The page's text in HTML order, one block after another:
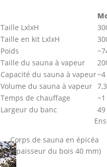
Taille LxlxH
Taille en kit LxlxH
Poids
Taille du sauna à vapeur
Capacité du sauna à vapeur
Volume du sauna à vapeur
Temps de chauffage
Largeur du banc
Corps de sauna en épicéa
(épaisseur du bois 40 mm)